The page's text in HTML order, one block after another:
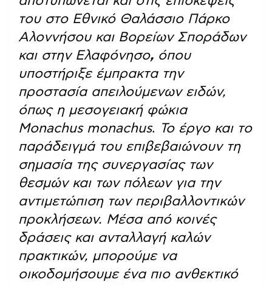
του στο Εθνικό Θαλάσσιο Πάρκο
Αλοννήσου και Βορείων Σποράδων
και στην Ελαφόνησο, όπου
υποστήριξε έμπρακτα την
προστασία απειλούμενων ειδών,
όπως η μεσογειακή φώκια
Monachus monachus. Το έργο και το
παράδειγμά του επιβεβαιώνουν τη
σημασία της συνεργασίας των
θεσμών και των πόλεων για την
αντιμετώπιση των περιβαλλοντικών
προκλήσεων. Μέσα από κοινές
δράσεις και ανταλλαγή καλών
πρακτικών, μπορούμε να
οικοδομήσουμε ένα πιο ανθεκτικό